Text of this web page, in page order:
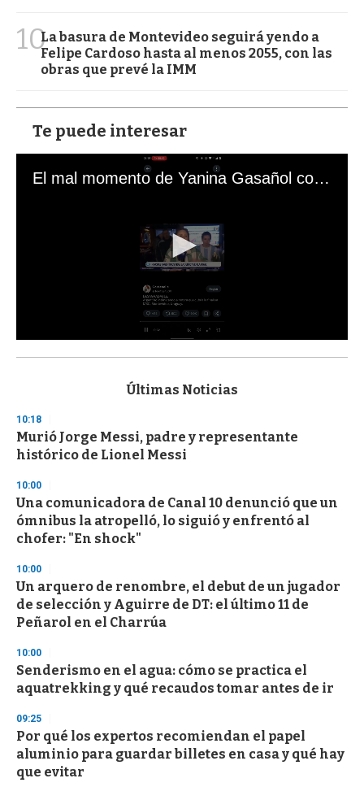
10La basura de Montevideo seguirá yendo a
Felipe Cardoso hasta al menos 2055, con las
obras que prevé la IMM
Te puede interesar
El mal momento de Yanina Gasañol con un hincha argentino en "Subrayado"
s
d
s
o
f
3
s
e
c
o
d
s
Últimas Noticias
10:18
Murió Jorge Messi, padre y representante
histórico de Lionel Messi
10:00
Una comunicadora de Canal 10 denunció que un
ómnibus la atropelló, lo siguió y enfrentó al
chofer: "En shock"
10:00
Un arquero de renombre, el debut de un jugador
de selección y Aguirre de DT: el último 11 de
Peñarol en el Charrúa
10:00
Senderismo en el agua: cómo se practica el
aquatrekking y qué recaudos tomar antes de ir
09:25
Por qué los expertos recomiendan el papel
aluminio para guardar billetes en casa y qué hay
que evitar